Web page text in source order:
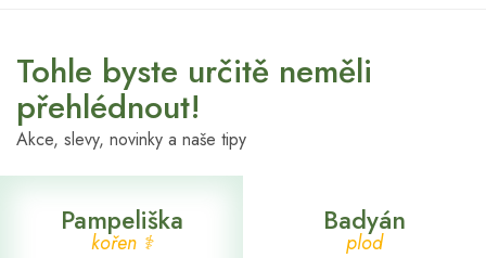
Tohle byste určitě neměli
přehlédnout!
Akce, slevy, novinky a naše tipy
Pampeliška
kořen ⚕
Badyán
plod